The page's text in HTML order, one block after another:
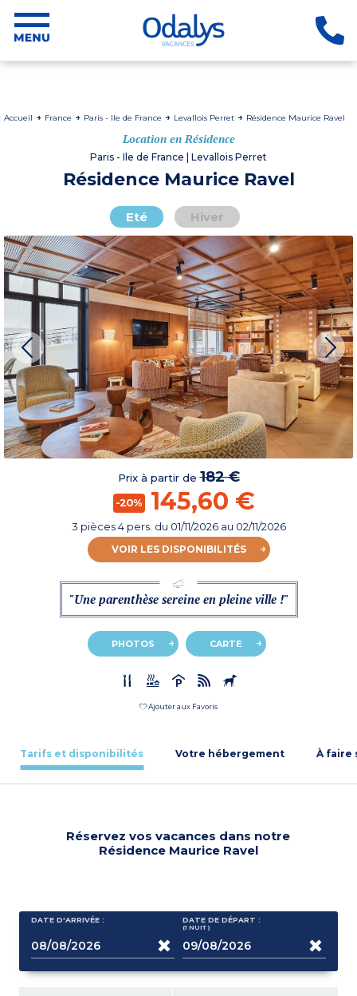
Accueil France Paris - Ile de France Levallois Perret Résidence Maurice Ravel
Location en Résidence
Paris - Ile de France | Levallois Perret
Résidence Maurice Ravel
Eté Hiver
Prix à partir de182 €
-20% 145,60 €
3 pièces 4 pers. du 01/11/2026au 02/11/2026
VOIR LES DISPONIBILITÉS
"Une parenthèse sereine en pleine ville !"
PHOTOS CARTE
Ajouter aux Favoris
Tarifs et disponibilités Votre hébergement À faire
Réservez vos vacances dans notre
Résidence Maurice Ravel
DATE D'ARRIVÉE : DATE DE DÉPART :
(1 NUIT )